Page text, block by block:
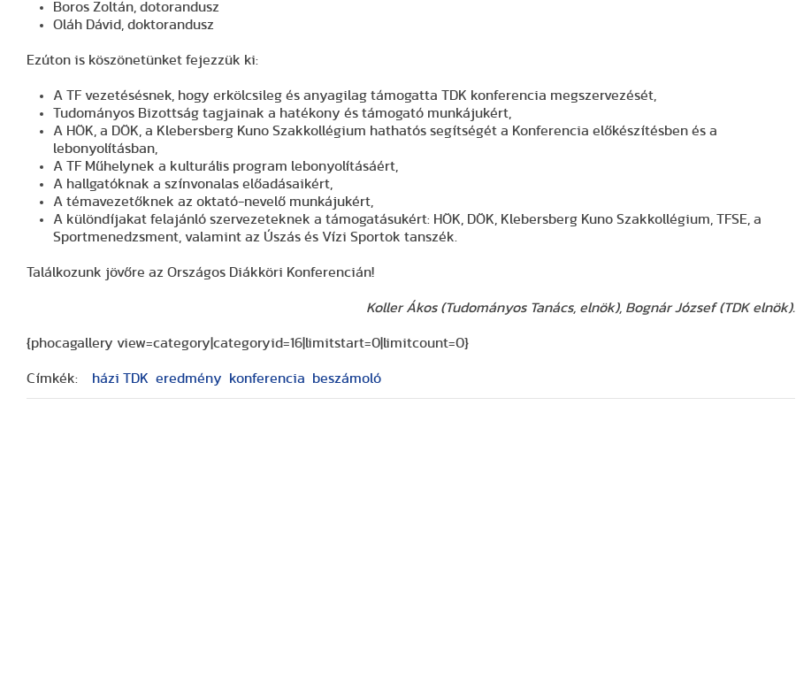
Boros Zoltán, dotorandusz
Oláh Dávid, doktorandusz
Ezúton is köszönetünket fejezzük ki:
A TF vezetésésnek, hogy erkölcsileg és anyagilag támogatta TDK konferencia megszervezését,
Tudományos Bizottság tagjainak a hatékony és támogató munkájukért,
A HÖK, a DÖK, a Klebersberg Kuno Szakkollégium hathatós segítségét a Konferencia előkészítésben és a
lebonyolításban,
A TF Műhelynek a kulturális program lebonyolításáért,
A hallgatóknak a színvonalas előadásaikért,
A témavezetőknek az oktató-nevelő munkájukért,
A különdíjakat felajánló szervezeteknek a támogatásukért: HÖK, DÖK, Klebersberg Kuno Szakkollégium, TFSE, a
Sportmenedzsment, valamint az Úszás és Vízi Sportok tanszék.
Találkozunk jövőre az Országos Diákköri Konferencián!
Koller Ákos (Tudományos Tanács, elnök), Bognár József (TDK elnök).
{phocagallery view=category|categoryid=16|limitstart=0|limitcount=0}
Címkék: házi TDK eredmény konferencia beszámoló